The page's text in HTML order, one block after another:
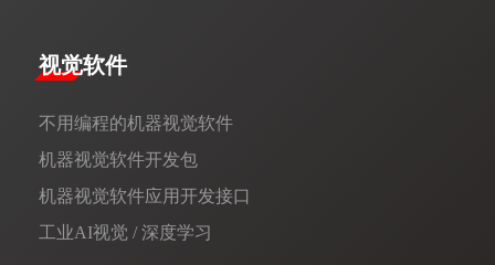
视觉软件
不用编程的机器视觉软件
机器视觉软件开发包
机器视觉软件应用开发接口
工业AI视觉 / 深度学习